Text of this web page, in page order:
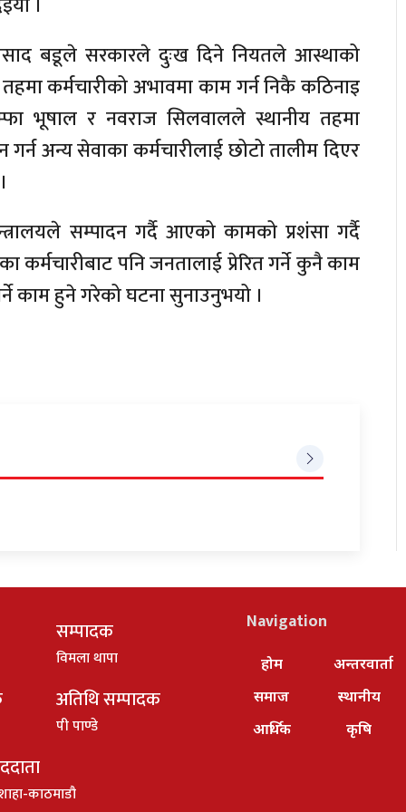
बडूले सरकारले दुःख दिने नियतले आस्थाको
कर्मचारीको अभावमा काम गर्न निकै कठिनाइ
भूषाल र नवराज सिलवालले स्थानीय तहमा
अन्य सेवाका कर्मचारीलाई छोटो तालीम दिएर
सम्पादन गर्दै आएको कामको प्रशंसा गर्दै
कर्मचारीबाट पनि जनतालाई प्रेरित गर्ने कुनै काम
काम हुने गरेको घटना सुनाउनुभयो ।
सम्पादक
विमला थापा
अतिथि सम्पादक
पी पाण्डे
काठमाडौ
Navigation
होम
समाज
आर्थिक
अन्तरवार्ता
स्थानीय
कृषि